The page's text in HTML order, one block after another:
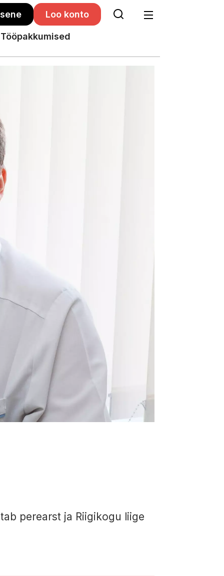
Loo konto
Tööpakkumised
perearst ja Riigikogu liige